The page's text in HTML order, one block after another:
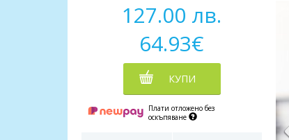
127.00 лв.
64.93€
КУПИ
Плати отложено без
оскъпяване